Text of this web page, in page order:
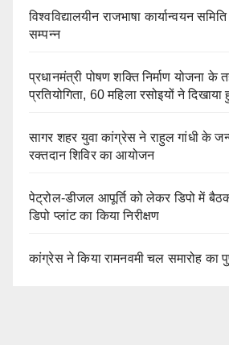
विश्वविद्यालयीन राजभाषा कार्यान्वयन
सम्पन्न
प्रधानमंत्री पोषण शक्ति निर्माण योजना
प्रतियोगिता, 60 महिला रसोइयों ने दिखाया
सागर शहर युवा कांग्रेस ने राहुल गांधी के
रक्तदान शिविर का आयोजन
पेट्रोल-डीजल आपूर्ति को लेकर डिपो में
डिपो प्लांट का किया निरीक्षण
कांग्रेस ने किया रामनवमी चल समारोह का